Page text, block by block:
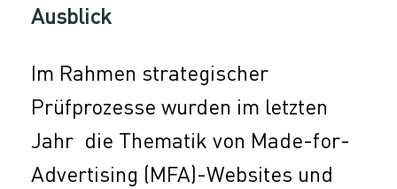
Ausblick
Im Rahmen strategischer
Prüfprozesse wurden im letzten
Jahr die Thematik von Made-for-
Advertising (MFA)-Websites und